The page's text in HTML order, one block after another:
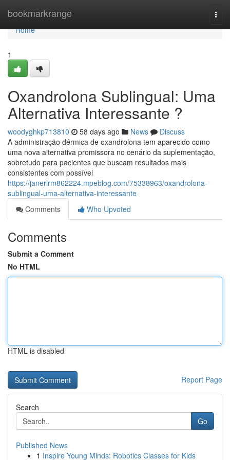
bookmarkrange
Home
Home
1
Oxandrolona Sublingual: Uma
Alternativa Interessante ?
woodyghkp713810 58 days ago News
Discuss
A administração dérmica de oxandrolona tem aparecido como
uma nova alternativa promissora no cenário da suplementação,
sobretudo para pacientes que buscam resultados mais
consistentes com possível
https://janerlrm862224.mpeblog.com/75338963/oxandrolona-
sublingual-uma-alternativa-interessante
Comments
Who Upvoted
Comments
Submit a Comment
No HTML
HTML is disabled
Report Page
Search
Go
Published News
1 Inspire Young Minds: Robotics Classes for Kids